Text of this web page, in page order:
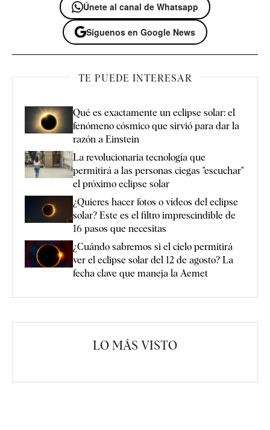
Únete al canal de Whatsapp
Síguenos en Google News
TE PUEDE INTERESAR
Qué es exactamente un eclipse solar: el
fenómeno cósmico que sirvió para dar la
razón a Einstein
La revolucionaria tecnología que
permitirá a las personas ciegas "escuchar"
el próximo eclipse solar
¿Quieres hacer fotos o vídeos del eclipse
solar? Este es el filtro imprescindible de
16 pasos que necesitas
¿Cuándo sabremos si el cielo permitirá
ver el eclipse solar del 12 de agosto? La
fecha clave que maneja la Aemet
LO MÁS VISTO